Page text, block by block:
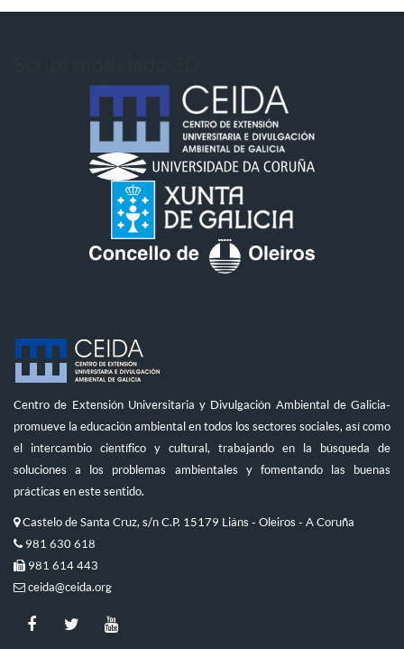
Centro de Extensión Universitaria y Divulgación Ambiental de Galicia-
promueve la educación ambiental en todos los sectores sociales, así como
el intercambio científico y cultural, trabajando en la búsqueda de
soluciones a los problemas ambientales y fomentando las buenas
prácticas en este sentido.
Castelo de Santa Cruz, s/n C.P. 15179 Liáns - Oleiros - A Coruña
981 630 618
981 614 443
ceida@ceida.org